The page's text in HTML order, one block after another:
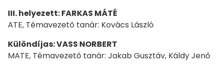
III. helyezett: FARKAS MÁTÉ
ATE, Témavezető tanár: Kovács László
Különdíjas: VASS NORBERT
MATE, Témavezető tanár: Jakab Gusztáv, Káldy Jenő